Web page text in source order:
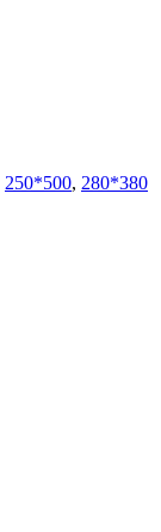
250*500, 280*380